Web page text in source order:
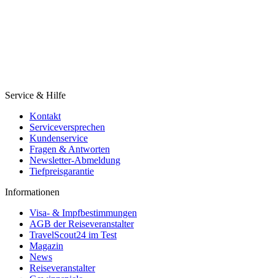
Service & Hilfe
Kontakt
Serviceversprechen
Kundenservice
Fragen & Antworten
Newsletter-Abmeldung
Tiefpreisgarantie
Informationen
Visa- & Impfbestimmungen
AGB der Reiseveranstalter
TravelScout24 im Test
Magazin
News
Reiseveranstalter